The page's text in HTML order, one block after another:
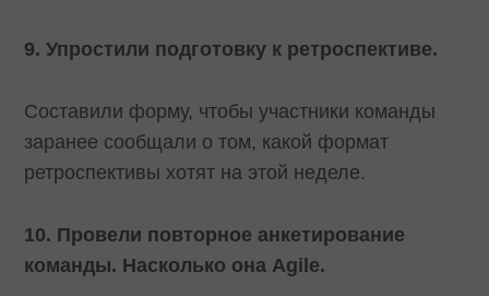
9. Упростили подготовку к ретроспективе.
Составили форму, чтобы участники команды
заранее сообщали о том, какой формат
ретроспективы хотят на этой неделе.
10. Провели повторное анкетирование
команды. Насколько она Agile.